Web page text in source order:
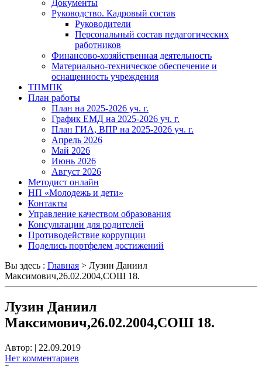
Документы
Руководство. Кадровый состав
Руководители
Персональный состав педагогических
работников
Финансово-хозяйственная деятельность
Материально-техническое обеспечение и
оснащенность учреждения
ТПМПК
План работы
План на 2025-2026 уч. г.
График ЕМД на 2025-2026 уч. г.
План ГИА, ВПР на 2025-2026 уч. г.
Апрель 2026
Май 2026
Июнь 2026
Август 2026
Методист онлайн
НП «Молодежь и дети»
Контакты
Управление качеством образования
Консультации для родителей
Противодействие коррупции
Поделись портфелем достижений
Вы здесь : Главная > Лузин Даниил
Максимович,26.02.2004,СОШ 18.
Лузин Даниил
Максимович,26.02.2004,СОШ 18.
Автор: | 22.09.2019
Нет комментариев